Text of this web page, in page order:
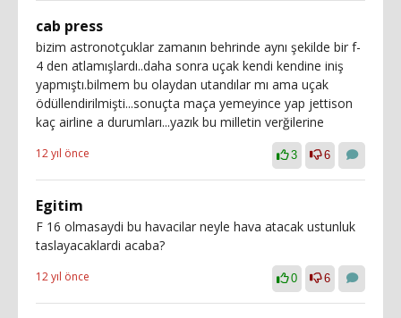
cab press
bizim astronotçuklar zamanın behrinde aynı şekilde bir f-
4 den atlamışlardı..daha sonra uçak kendi kendine iniş
yapmıştı.bilmem bu olaydan utandılar mı ama uçak
ödüllendirilmişti...sonuçta maça yemeyince yap jettison
kaç airline a durumları...yazık bu milletin verğilerine
12 yıl önce 3 6
Egitim
F 16 olmasaydi bu havacilar neyle hava atacak ustunluk
taslayacaklardi acaba?
12 yıl önce 0 6